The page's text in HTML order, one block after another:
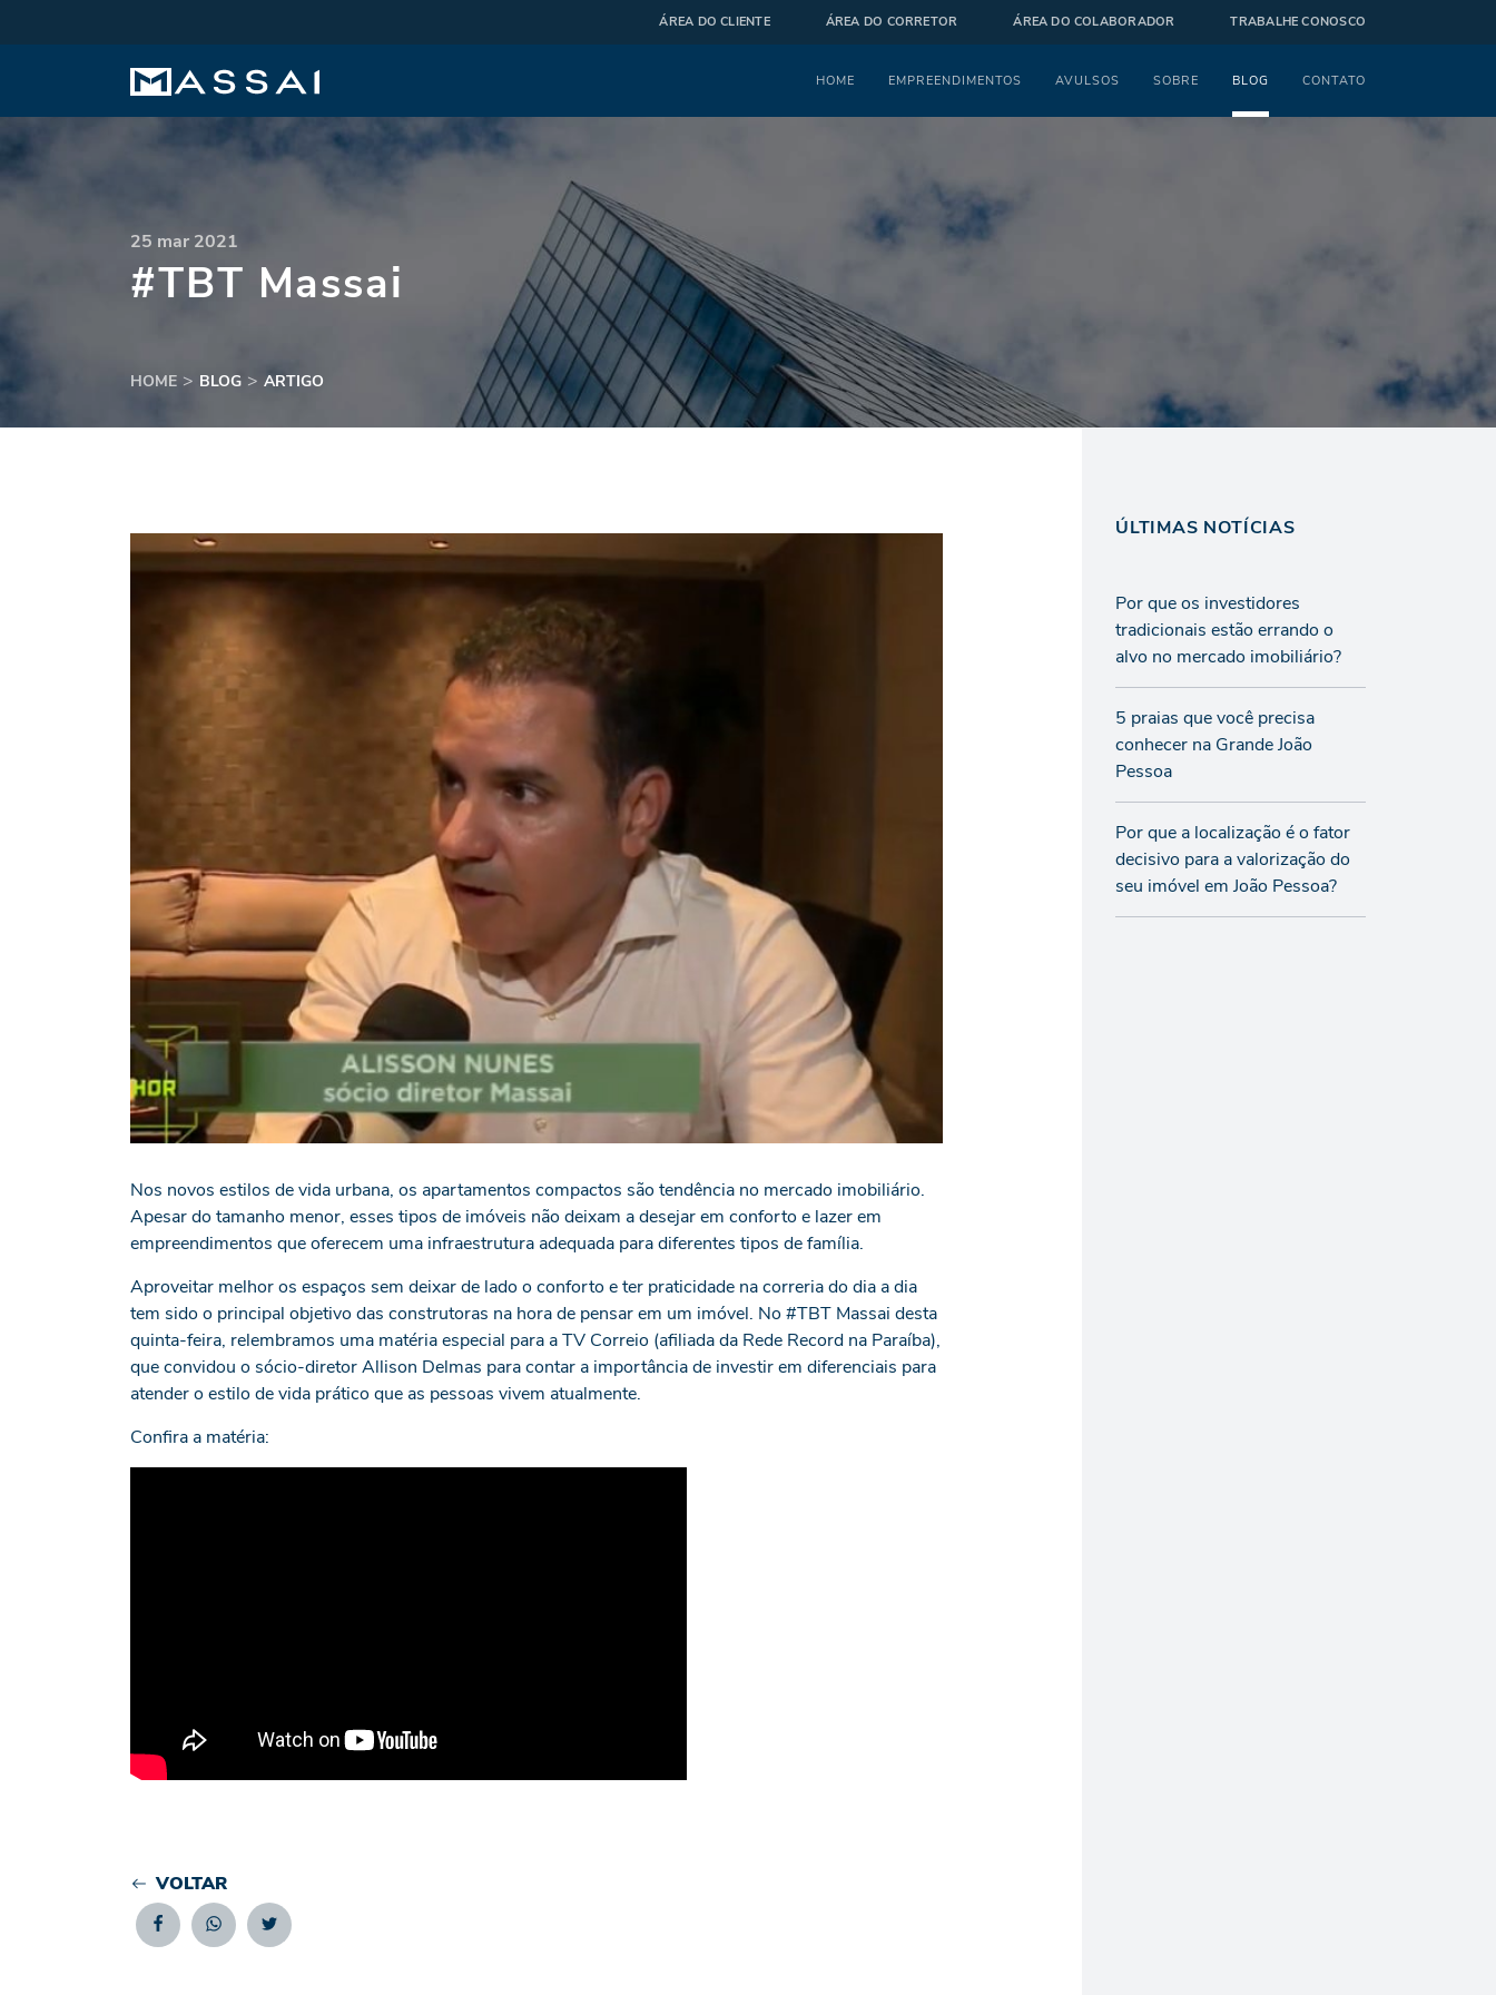
ÁREA DO CLIENTE ÁREA DO CORRETOR ÁREA DO COLABORADOR TRABALHE CONOSCO
Menu
HOME EMPREENDIMENTOS AVULSOS SOBRE BLOG CONTATO
25 mar 2021
#TBT Massai
HOME BLOG ARTIGO
Nos novos estilos de vida urbana, os apartamentos compactos são tendência no mercado imobiliário.
Apesar do tamanho menor, esses tipos de imóveis não deixam a desejar em conforto e lazer em
empreendimentos que oferecem uma infraestrutura adequada para diferentes tipos de família.
Aproveitar melhor os espaços sem deixar de lado o conforto e ter praticidade na correria do dia a dia
tem sido o principal objetivo das construtoras na hora de pensar em um imóvel. No #TBT Massai desta
quinta-feira, relembramos uma matéria especial para a TV Correio (afiliada da Rede Record na Paraíba),
que convidou o sócio-diretor Allison Delmas para contar a importância de investir em diferenciais para
atender o estilo de vida prático que as pessoas vivem atualmente.
Confira a matéria:
VOLTAR
ÚLTIMAS NOTÍCIAS
Por que os investidores
tradicionais estão errando o
alvo no mercado imobiliário?
5 praias que você precisa
conhecer na Grande João
Pessoa
Por que a localização é o fator
decisivo para a valorização do
seu imóvel em João Pessoa?
FacebookWhatsappTwitter